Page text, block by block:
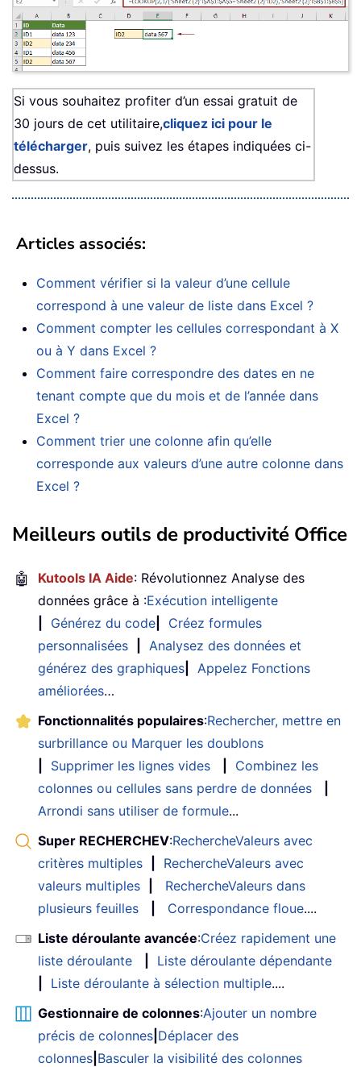
Si vous souhaitez profiter d’un essai gratuit de
30 jours de cet utilitaire,cliquez ici pour le
télécharger, puis suivez les étapes indiquées ci-
dessus.
Articles associés:
Comment vérifier si la valeur d’une cellule
correspond à une valeur de liste dans Excel ?
Comment compter les cellules correspondant à X
ou à Y dans Excel ?
Comment faire correspondre des dates en ne
tenant compte que du mois et de l’année dans
Excel ?
Comment trier une colonne afin qu’elle
corresponde aux valeurs d’une autre colonne dans
Excel ?
Meilleurs outils de productivité Office
🤖 Kutools IA Aide: Révolutionnez Analyse des
données grâce à :Exécution intelligente
Générez du code
Créez formules
personnalisées
Analysez des données et
générez des graphiques
Appelez Fonctions
améliorées…
Fonctionnalités populaires:Rechercher, mettre en
surbrillance ou Marquer les doublons
Supprimer les lignes vides
Combinez les
colonnes ou cellules sans perdre de données
Arrondi sans utiliser de formule...
Super RECHERCHEV:RechercheValeurs avec
critères multiples
RechercheValeurs avec
valeurs multiples
RechercheValeurs dans
plusieurs feuilles
Correspondance floue....
Liste déroulante avancée:Créez rapidement une
liste déroulante
Liste déroulante dépendante
Liste déroulante à sélection multiple....
Gestionnaire de colonnes:Ajouter un nombre
précis de colonnes Déplacer des
colonnes Basculer la visibilité des colonnes